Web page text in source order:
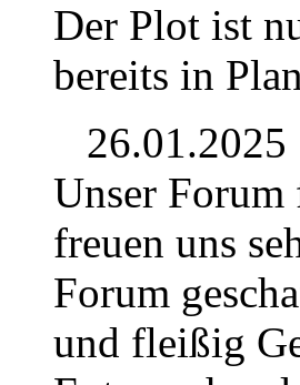
Der Plot ist
bereits in
26.01.2025
Unser Forum
freuen uns
Forum
und fleißig